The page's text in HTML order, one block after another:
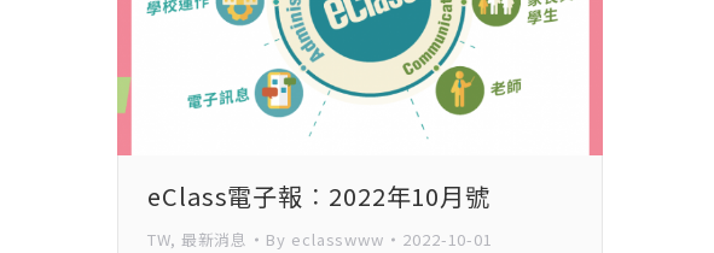
eClass電子報︰2022年10月號
TW, 最新消息 By eclasswww 2022-10-01